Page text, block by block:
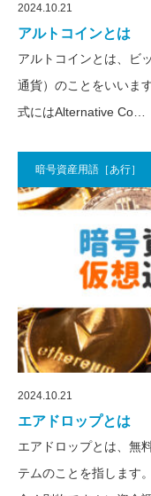
2024.10.21
アルトコインとは
アルトコインとは、ビ
通貨）のことをいいま
式にはAlternative Co…
暗号資産用語［あ行］
2024.10.21
エアドロップとは
エアドロップとは、無
テムのことを指します